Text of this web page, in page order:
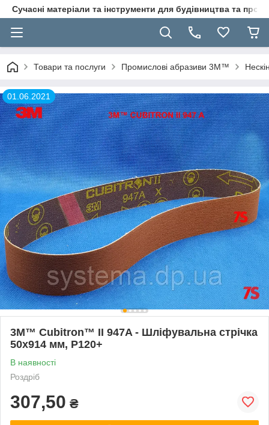
Сучасні матеріали та інструменти для будівництва та
Товари та послуги Промислові абразиви 3M™
01.06.2021
3M™ Cubitron™ II 947A - Шліфувальна стрічка
50x914 мм, P120+
В наявності
Роздріб
307,50 ₴